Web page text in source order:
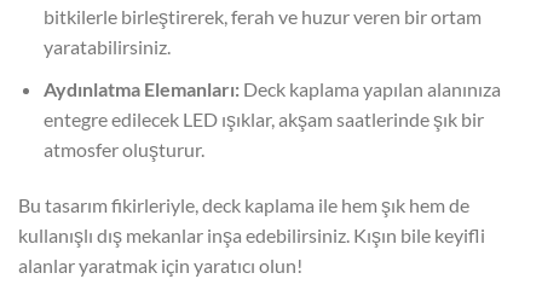
bitkilerle birleştirerek, ferah ve huzur veren bir ortam
yaratabilirsiniz.
Aydınlatma Elemanları:Deck kaplama yapılan alanınıza
entegre edilecek LED ışıklar, akşam saatlerinde şık bir
atmosfer oluşturur.
Bu tasarım fikirleriyle, deck kaplama ile hem şık hem de
kullanışlı dış mekanlar inşa edebilirsiniz. Kışın bile keyifli
alanlar yaratmak için yaratıcı olun!